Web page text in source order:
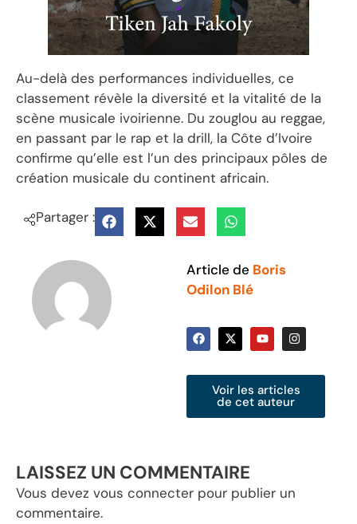
Au-delà des performances individuelles, ce
classement révèle la diversité et la vitalité de la
scène musicale ivoirienne. Du zouglou au reggae,
en passant par le rap et la drill, la Côte d’Ivoire
confirme qu’elle est l’un des principaux pôles de
création musicale du continent africain.
Partager :
Article de Boris
Odilon Blé
Voir les articles
de cet auteur
LAISSEZ UN COMMENTAIRE
Vous devez vous connecter pour publier un
commentaire.